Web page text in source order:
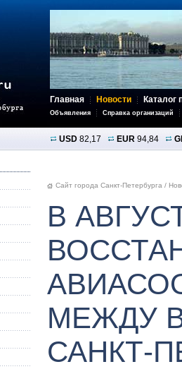
Главная Новости Каталог
Объявления Справка организаций
USD 82,17 EUR 94,84
Сайт города Санкт-Петербурга /
В
МЕЖДУ
САНКТ-